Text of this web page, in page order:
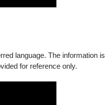
language. The information is
for reference only.
團候任音樂總監，曾
機》雜誌評為年度最
人物，成就備受讚